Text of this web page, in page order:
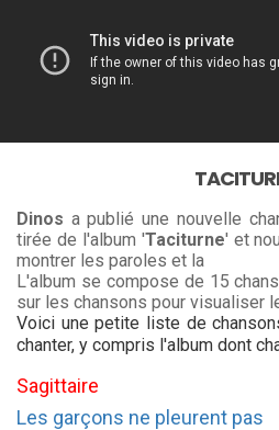
Dinos a publié une nouvelle
tirée de l'album 'Taciturne' et
montrer les paroles et la
L'album se compose de 15
sur les chansons pour visualiser
Voici une petite liste de
chanter, y compris l'album dont
Sagittaire
Les garçons ne pleurent pas